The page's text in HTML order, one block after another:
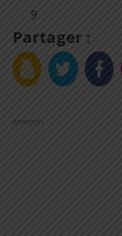
Partager :
Annonces